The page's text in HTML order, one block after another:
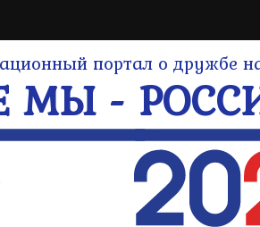
портал о дружбе
МЫ -